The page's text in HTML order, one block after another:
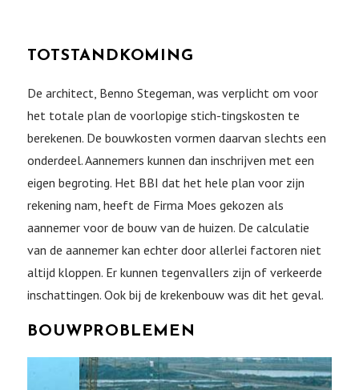
TOTSTANDKOMING
De architect, Benno Stegeman, was verplicht om voor
het totale plan de voorlopige stich-tingskosten te
berekenen. De bouwkosten vormen daarvan slechts een
onderdeel. Aannemers kunnen dan inschrijven met een
eigen begroting. Het BBI dat het hele plan voor zijn
rekening nam, heeft de Firma Moes gekozen als
aannemer voor de bouw van de huizen. De calculatie
van de aannemer kan echter door allerlei factoren niet
altijd kloppen. Er kunnen tegenvallers zijn of verkeerde
inschattingen. Ook bij de krekenbouw was dit het geval.
BOUWPROBLEMEN